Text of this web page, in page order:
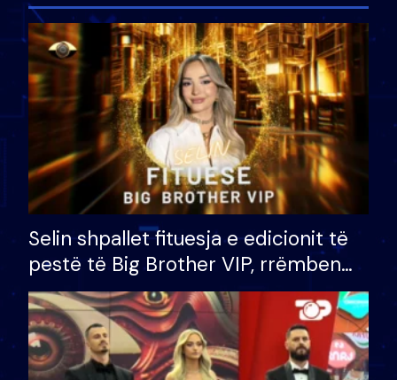
Selin shpallet fituesja e edicionit të
pestë të Big Brother VIP, rrëmben
çmimin e madh prej 100 mijë eurosh